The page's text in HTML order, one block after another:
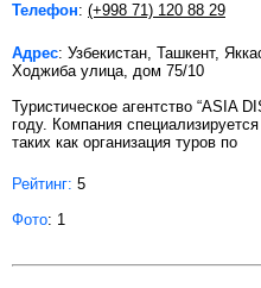
Телефон: (+998 71) 120 88 29
Адрес: Узбекистан, Ташкент,
Ходжиба улица, дом 75/10
Туристическое агентство “ASIA
году. Компания
таких как организация туров по
Рейтинг: 5
Фото: 1